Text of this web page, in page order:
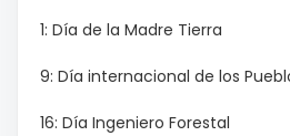
1: Día de la Madre Tierra
9: Día internacional de los
16: Día Ingeniero Forestal